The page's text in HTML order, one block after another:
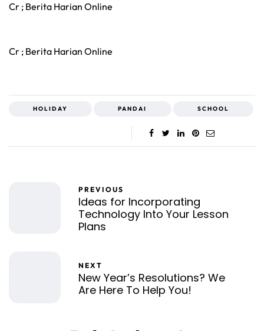
Cr ; Berita Harian Online
Cr ; Berita Harian Online
HOLIDAY PANDAI SCHOOL
PREVIOUS
Ideas for Incorporating
Technology Into Your Lesson
Plans
NEXT
New Year’s Resolutions? We
Are Here To Help You!